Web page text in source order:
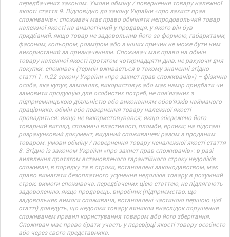
передбачених законом. Умови обміну / повернення товару належної
якості стаття 9. Відповідно до закону України «про захист прав
споживачів»: споживач має право обміняти непродовольчий товар
належної якості на аналогічний у продавця, у якого він був
придбаний, якщо товар не задовольнив його за формою, габаритами,
фасоном, кольором, розміром або з інших причин не може бути ним
використаний за призначенням. Споживач має право на обмін
товару належної якості протягом чотирнадцяти днів, не рахуючи дня
покупки. споживач (термін вживається в такому значенні згідно
статті 1. п.22 закону України «про захист прав споживачів») – фізична
особа, яка купує, замовляє, використовує або має намір придбати чи
замовити продукцію для особистих потреб, не пов’язаних з
підприємницькою діяльністю або виконанням обов’язків найманого
працівника. обмін або повернення товару належної якості
провадиться: якщо не використовувався; якщо збережено його
товарний вигляд, споживчі властивості, пломби, ярлики; на підставі
розрахунковий документ, виданий споживачеві разом з проданим
товаром. умови обміну / повернення товару неналежної якості стаття
8. Згідно із законом України «про захист прав споживачів»: в разі
виявлення протягом встановленого гарантійного строку недоліків
споживач, в порядку та в строки, встановлені законодавством, має
право вимагати безоплатного усунення недоліків товару в розумний
строк. вимоги споживача, передбачених цією статтею, не підлягають
задоволенню, якщо продавець, виробник (підприємство, що
задовольняє вимоги споживача, встановлені частиною першою цієї
статті) доведуть, що недоліки товару виникли внаслідок порушення
споживачем правил користування товаром або його зберігання.
Споживач має право брати участь у перевірці якості товару особисто
або через свого представника.